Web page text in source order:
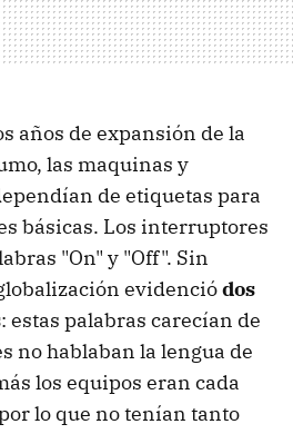
años de expansión de la
las maquinas y
de etiquetas para
básicas. Los interruptores
"On" y "Off". Sin
evidenciódos
: estas palabras carecían de
no hablaban la lengua de
los equipos eran cada
lo que no tenían tanto